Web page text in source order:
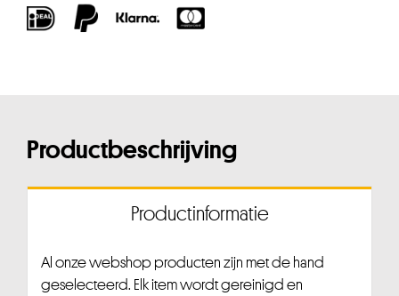
Productbeschrijving
Productinformatie
Al onze webshop producten zijn met de hand
geselecteerd. Elk item wordt gereinigd en